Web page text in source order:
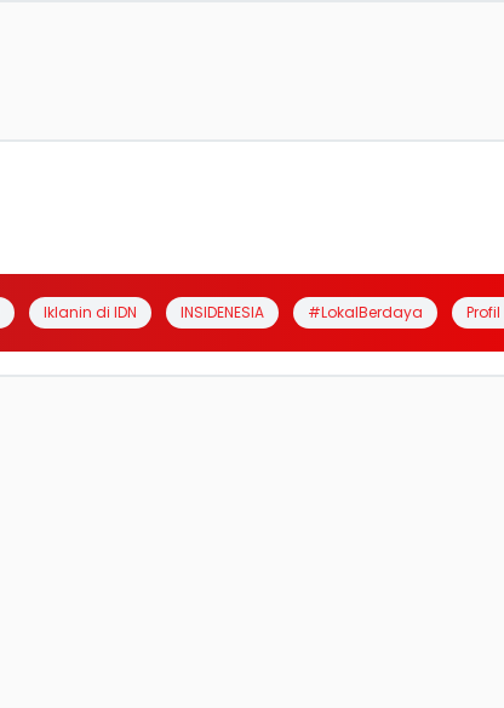
Iklanin di IDN INSIDENESIA #LokalBerdaya